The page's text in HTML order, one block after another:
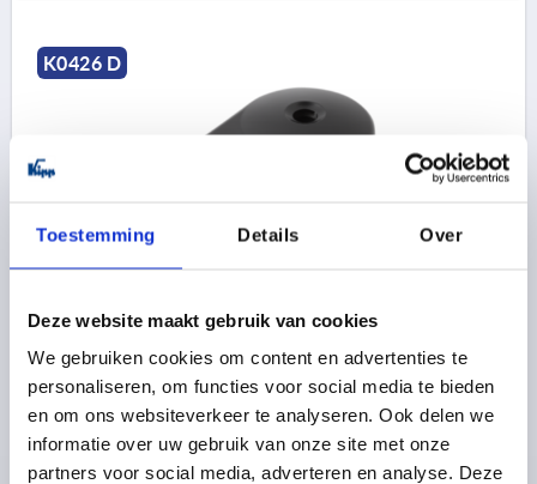
Toestemming Details Over
Deze website maakt gebruik van cookies
We gebruiken cookies om content en advertenties te
personaliseren, om functies voor social media te bieden
en om ons websiteverkeer te analyseren. Ook delen we
informatie over uw gebruik van onze site met onze
partners voor social media, adverteren en analyse. Deze
K0426 D
VOET MET GIEK GR.80, VORM:D ZINK, ANTISLIPPLAAT
Bestelnummer:
15,58 €
excl. BTW
plus verzendkosten
DETAILS